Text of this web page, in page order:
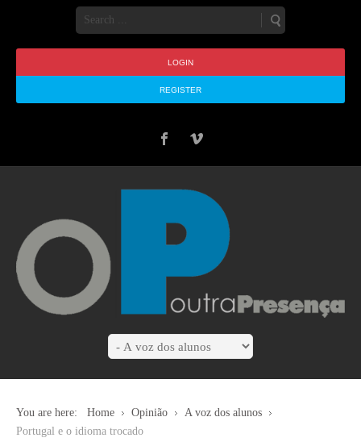
LOGIN
REGISTER
You are here: Home Opinião
A voz dos alunos
Portugal e o idioma trocado